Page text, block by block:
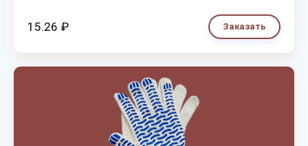
15.26 ₽ Заказать